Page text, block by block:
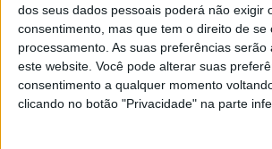
dos seus dados pessoais poderá não exigir
consentimento, mas que tem o direito de se
processamento. As suas preferências serão
este website. Você pode alterar suas
consentimento a qualquer momento
clicando no botão "Privacidade" na parte
Por vezes os médicos também se enganam.
Redação ACTIVA
Naomi Watts fala sem tabus sobre a
usar lubrificantes após a menopausa